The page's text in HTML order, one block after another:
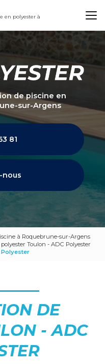
de piscine en
sur-Argens
81
nous
à Roquebrune-sur-Argens
Toulon - ADC Polyester
DE
- ADC